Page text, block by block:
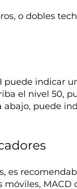
o dobles
puede indicar
el nivel 50,
abajo, puede
es
MACD